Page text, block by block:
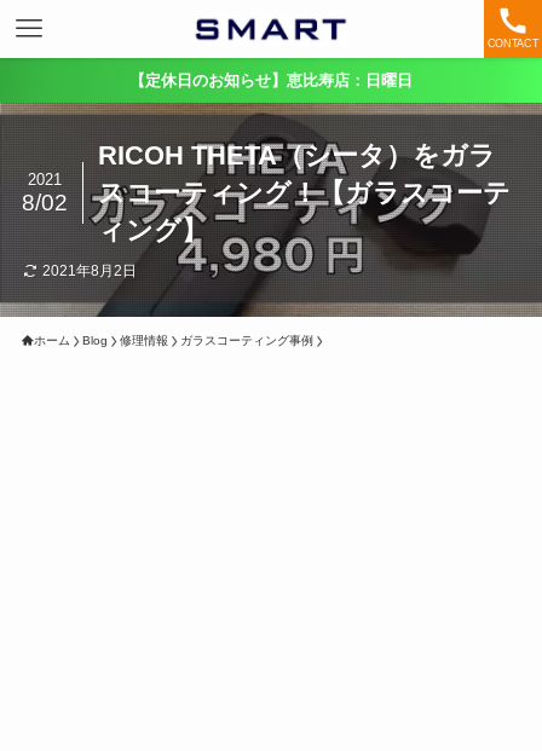
CONTACT
【定休日のお知らせ】恵比寿店：日曜日
RICOH THETA（シータ）をガラ
スコーティング！【ガラスコーテ
ィング】
2021
8/02
2021年8月2日
ホーム Blog 修理情報 ガラスコーティング事例